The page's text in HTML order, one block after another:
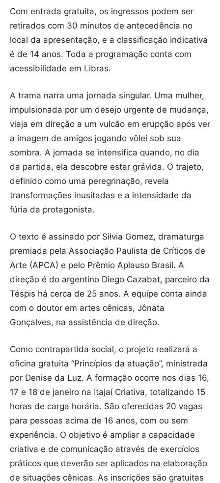
Com entrada gratuita, os ingressos podem ser
retirados com 30 minutos de antecedência no
local da apresentação, e a classificação indicativa
é de 14 anos. Toda a programação conta com
acessibilidade em Libras.
A trama narra uma jornada singular. Uma mulher,
impulsionada por um desejo urgente de mudança,
viaja em direção a um vulcão em erupção após ver
a imagem de amigos jogando vôlei sob sua
sombra. A jornada se intensifica quando, no dia
da partida, ela descobre estar grávida. O trajeto,
definido como uma peregrinação, revela
transformações inusitadas e a intensidade da
fúria da protagonista.
O texto é assinado por Silvia Gomez, dramaturga
premiada pela Associação Paulista de Críticos de
Arte (APCA) e pelo Prêmio Aplauso Brasil. A
direção é do argentino Diego Cazabat, parceiro da
Téspis há cerca de 25 anos. A equipe conta ainda
com o doutor em artes cênicas, Jônata
Gonçalves, na assistência de direção.
Como contrapartida social, o projeto realizará a
oficina gratuita “Princípios da atuação”, ministrada
por Denise da Luz. A formação ocorre nos dias 16,
17 e 18 de janeiro na Itajaí Criativa, totalizando 15
horas de carga horária. São oferecidas 20 vagas
para pessoas acima de 16 anos, com ou sem
experiência. O objetivo é ampliar a capacidade
criativa e de comunicação através de exercícios
práticos que deverão ser aplicados na elaboração
de situações cênicas. As inscrições são gratuitas